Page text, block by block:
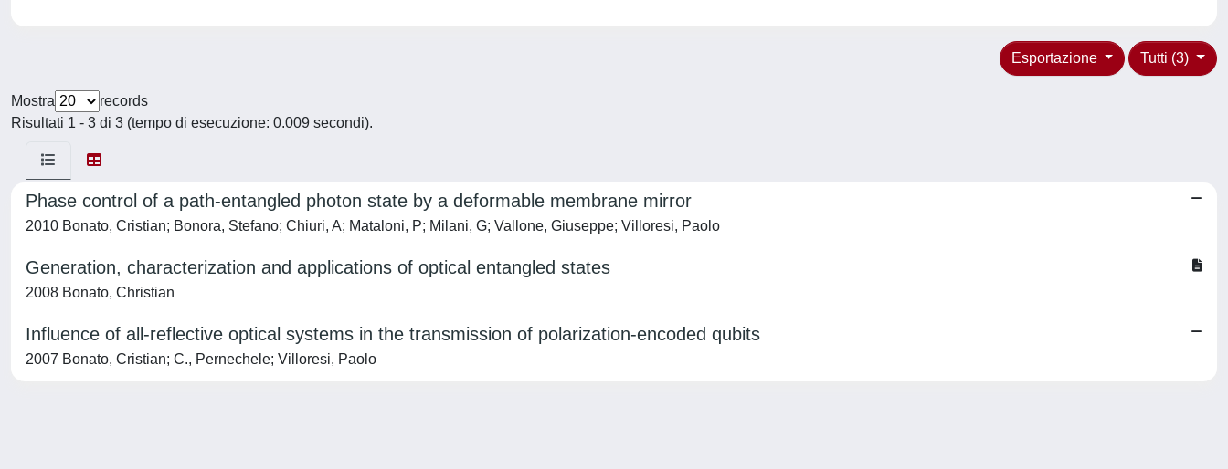
Tutti (3)
Esportazione
Mostra
records
Risultati 1 - 3 di 3 (tempo di esecuzione: 0.009 secondi).
Phase control of a path-entangled photon state by a deformable membrane mirror
2010 Bonato, Cristian; Bonora, Stefano; Chiuri, A; Mataloni, P; Milani, G; Vallone, Giuseppe; Villoresi, Paolo
Generation, characterization and applications of optical entangled states
2008 Bonato, Christian
Influence of all-reflective optical systems in the transmission of polarization-encoded qubits
2007 Bonato, Cristian; C., Pernechele; Villoresi, Paolo